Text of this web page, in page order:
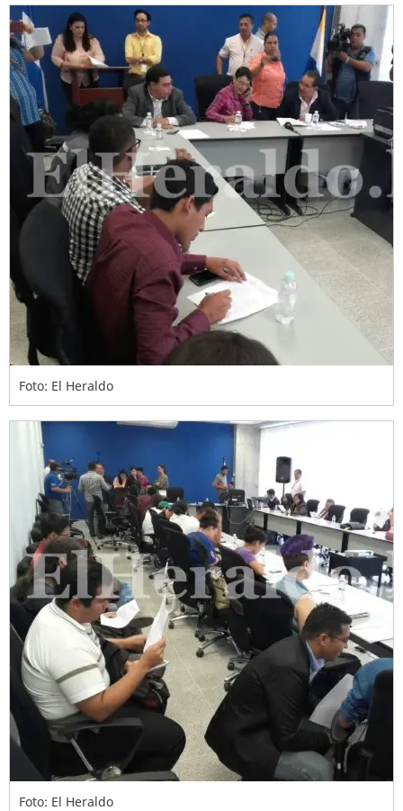
Foto: El Heraldo
Foto: El Heraldo